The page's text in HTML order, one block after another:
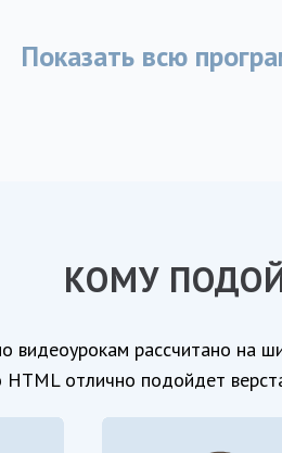
Показать всю
КОМУ
видеоурокам рассчитано на
HTML отлично подойдет